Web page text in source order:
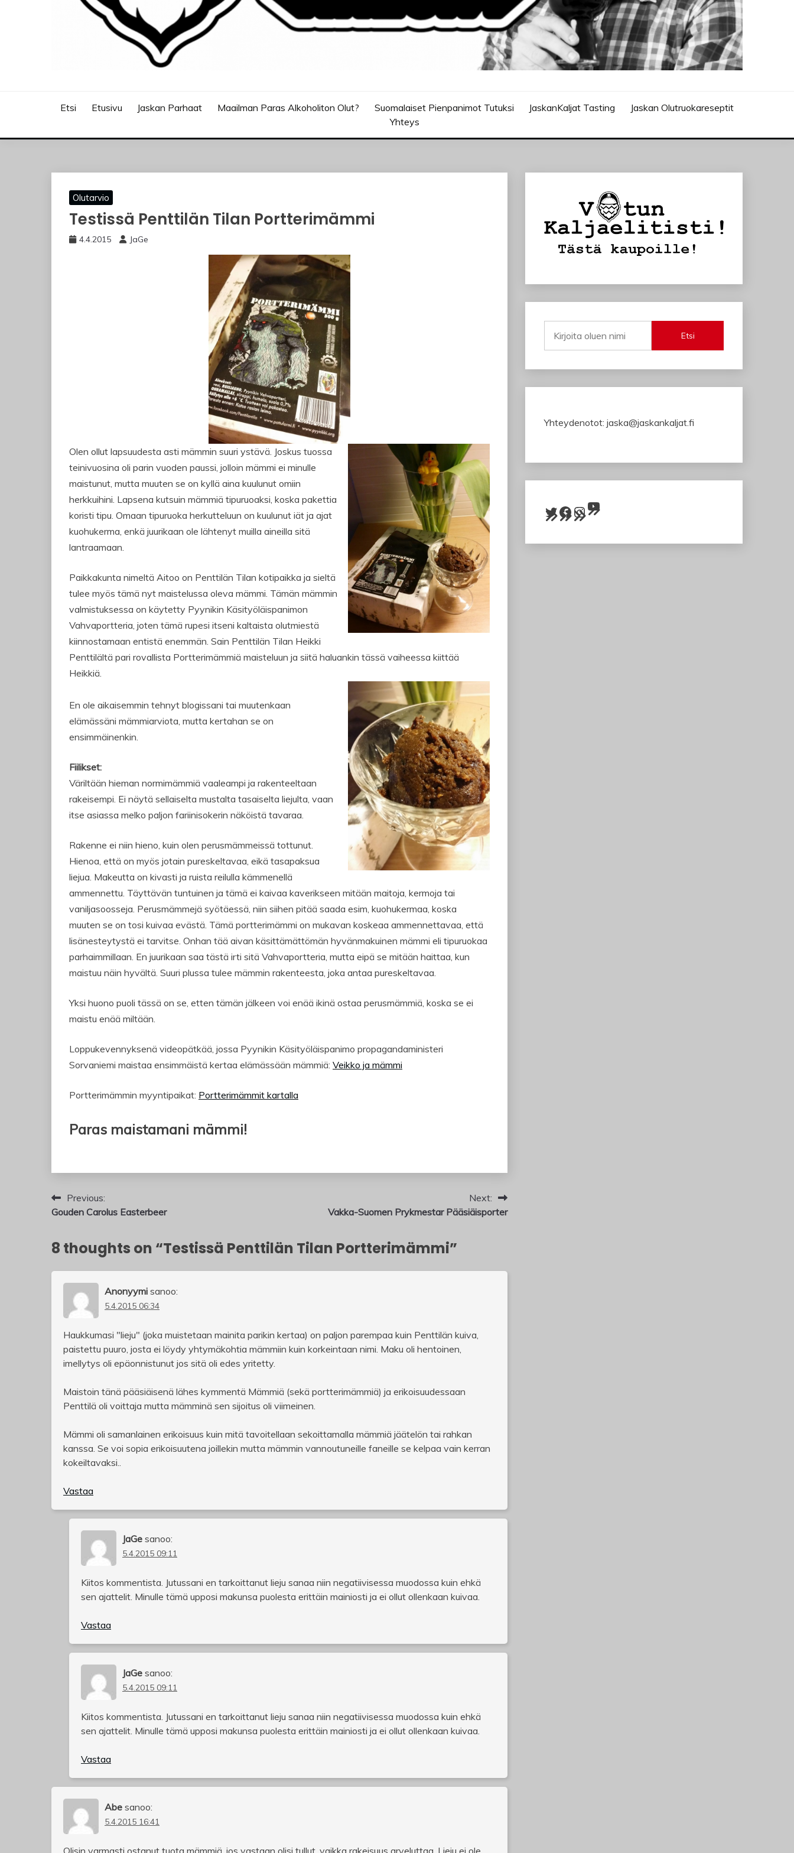
Etsi Etusivu Jaskan Parhaat Maailman Paras Alkoholiton Olut? Suomalaiset Pienpanimot Tutuksi JaskanKaljat Tasting
Jaskan Olutruokareseptit
Yhteys
Olutarvio
Testissä Penttilän Tilan Portterimämmi
4.4.2015 JaGe
Olen ollut lapsuudesta asti mämmin suuri ystävä. Joskus tuossa
teinivuosina oli parin vuoden paussi, jolloin mämmi ei minulle
maistunut, mutta muuten se on kyllä aina kuulunut omiin
herkkuihini. Lapsena kutsuin mämmiä tipuruoaksi, koska pakettia
koristi tipu. Omaan tipuruoka herkutteluun on kuulunut iät ja ajat
kuohukerma, enkä juurikaan ole lähtenyt muilla aineilla sitä
lantraamaan.
Paikkakunta nimeltä Aitoo on Penttilän Tilan kotipaikka ja sieltä
tulee myös tämä nyt maistelussa oleva mämmi. Tämän mämmin
valmistuksessa on käytetty Pyynikin Käsityöläispanimon
Vahvaportteria, joten tämä rupesi itseni kaltaista olutmiestä
kiinnostamaan entistä enemmän. Sain Penttilän Tilan Heikki
Penttilältä pari rovallista Portterimämmiä maisteluun ja siitä haluankin tässä vaiheessa kiittää
Heikkiä.
En ole aikaisemmin tehnyt blogissani tai muutenkaan
elämässäni mämmiarviota, mutta kertahan se on
ensimmäinenkin.
Fiilikset:
Väriltään hieman normimämmiä vaaleampi ja rakenteeltaan
rakeisempi. Ei näytä sellaiselta mustalta tasaiselta liejulta, vaan
itse asiassa melko paljon fariinisokerin näköistä tavaraa.
Rakenne ei niin hieno, kuin olen perusmämmeissä tottunut.
Hienoa, että on myös jotain pureskeltavaa, eikä tasapaksua
liejua. Makeutta on kivasti ja ruista reilulla kämmenellä
ammennettu. Täyttävän tuntuinen ja tämä ei kaivaa kaverikseen mitään maitoja, kermoja tai
vaniljasoosseja. Perusmämmejä syötäessä, niin siihen pitää saada esim, kuohukermaa, koska
muuten se on tosi kuivaa evästä. Tämä portterimämmi on mukavan koskeaa ammennettavaa, että
lisänesteytystä ei tarvitse. Onhan tää aivan käsittämättömän hyvänmakuinen mämmi eli tipuruokaa
parhaimmillaan. En juurikaan saa tästä irti sitä Vahvaportteria, mutta eipä se mitään haittaa, kun
maistuu näin hyvältä. Suuri plussa tulee mämmin rakenteesta, joka antaa pureskeltavaa.
Yksi huono puoli tässä on se, etten tämän jälkeen voi enää ikinä ostaa perusmämmiä, koska se ei
maistu enää miltään.
Loppukevennyksenä videopätkää, jossa Pyynikin Käsityöläispanimo propagandaministeri
Sorvaniemi maistaa ensimmäistä kertaa elämässään mämmiä: Veikko ja mämmi
Portterimämmin myyntipaikat: Portterimämmit kartalla
Paras maistamani mämmi!
Artikkelien
selaus
Previous:
Gouden Carolus Easterbeer
Next:
Vakka-Suomen Prykmestar Pääsiäisporter
8 thoughts on “Testissä Penttilän Tilan Portterimämmi”
Anonyymi sanoo:
5.4.2015 06:34
Haukkumasi "lieju" (joka muistetaan mainita parikin kertaa) on paljon parempaa kuin Penttilän kuiva,
paistettu puuro, josta ei löydy yhtymäkohtia mämmiin kuin korkeintaan nimi. Maku oli hentoinen,
imellytys oli epäonnistunut jos sitä oli edes yritetty.
Maistoin tänä pääsiäisenä lähes kymmentä Mämmiä (sekä portterimämmiä) ja erikoisuudessaan
Penttilä oli voittaja mutta mämminä sen sijoitus oli viimeinen.
Mämmi oli samanlainen erikoisuus kuin mitä tavoitellaan sekoittamalla mämmiä jäätelön tai rahkan
kanssa. Se voi sopia erikoisuutena joillekin mutta mämmin vannoutuneille faneille se kelpaa vain kerran
kokeiltavaksi..
Vastaa
JaGe sanoo:
5.4.2015 09:11
Kiitos kommentista. Jutussani en tarkoittanut lieju sanaa niin negatiivisessa muodossa kuin ehkä
sen ajattelit. Minulle tämä upposi makunsa puolesta erittäin mainiosti ja ei ollut ollenkaan kuivaa.
Vastaa
JaGe sanoo:
5.4.2015 09:11
Kiitos kommentista. Jutussani en tarkoittanut lieju sanaa niin negatiivisessa muodossa kuin ehkä
sen ajattelit. Minulle tämä upposi makunsa puolesta erittäin mainiosti ja ei ollut ollenkaan kuivaa.
Vastaa
Abe sanoo:
5.4.2015 16:41
Etsi
Yhteydenotot: jaska@jaskankaljat.fi
Twitter Facebook InstagramYouTube